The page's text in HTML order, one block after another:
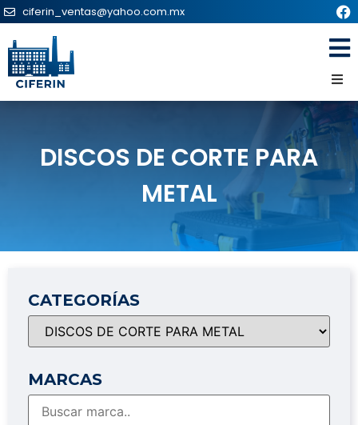
ciferin_ventas@yahoo.com.mx
DISCOS DE CORTE PARA
METAL
CATEGORÍAS
MARCAS